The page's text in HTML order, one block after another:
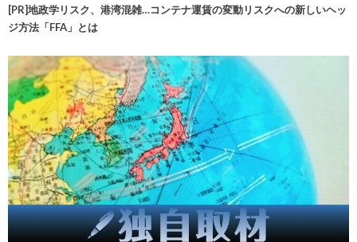
[PR]地政学リスク、港湾混雑…コンテナ運賃の変動リスクへの新しいヘッ
ジ方法「FFA」とは